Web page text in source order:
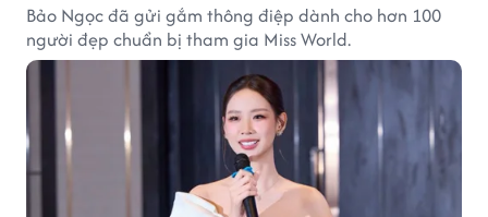
Bảo Ngọc đã gửi gắm thông điệp dành cho hơn 100
người đẹp chuẩn bị tham gia Miss World.